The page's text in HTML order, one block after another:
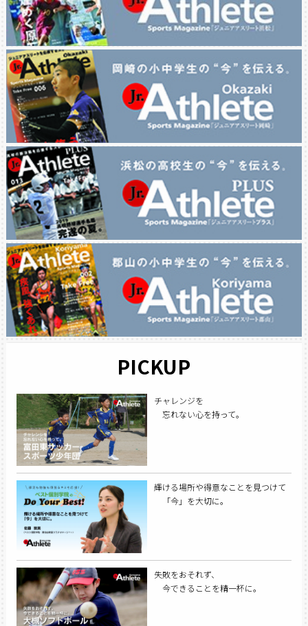
PICKUP
チャレンジを
忘れない心を持って。
輝ける場所や得意なことを見つけて
「今」を大切に。
失敗をおそれず、
今できることを精一杯に。